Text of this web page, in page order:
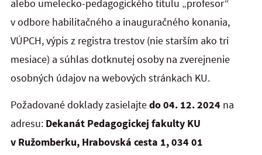
alebo umelecko-pedagogického titulu „profesor“
v odbore habilitačného a inauguračného konania,
VÚPCH, výpis z registra trestov (nie starším ako tri
mesiace) a súhlas dotknutej osoby na zverejnenie
osobných údajov na webových stránkach KU.
Požadované doklady zasielajtedo 04. 12. 2024 na
adresu: Dekanát Pedagogickej fakulty KU
v Ružomberku, Hrabovská cesta 1, 034 01